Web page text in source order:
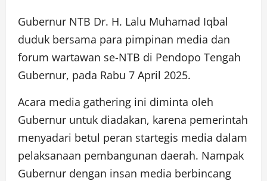
Gubernur NTB Dr. H. Lalu Muhamad Iqbal
duduk bersama para pimpinan media dan
forum wartawan se-NTB di Pendopo Tengah
Gubernur, pada Rabu 7 April 2025.
Acara media gathering ini diminta oleh
Gubernur untuk diadakan, karena pemerintah
menyadari betul peran startegis media dalam
pelaksanaan pembangunan daerah. Nampak
Gubernur dengan insan media berbincang